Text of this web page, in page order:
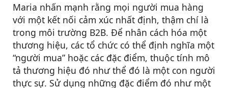
Maria nhấn mạnh rằng mọi người mua hàng
với một kết nối cảm xúc nhất định, thậm chí là
trong môi trường B2B. Để nhân cách hóa một
thương hiệu, các tổ chức có thể định nghĩa một
“người mua” hoặc các đặc điểm, thuộc tính mô
tả thương hiệu đó như thể đó là một con người
thực sự. Sử dụng những đặc điểm đó như một